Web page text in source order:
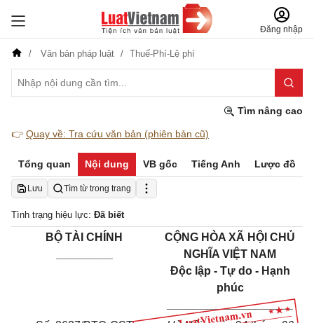
Đăng nhập
Văn bản pháp luật Thuế-Phí-Lệ phí
Tìm nâng cao
👉 Quay về: Tra cứu văn bản (phiên bản cũ)
Tổng quan Nội dung VB gốc Tiếng Anh Lược đồ
Lưu Tìm từ trong trang
Tình trạng hiệu lực: Đã biết
BỘ TÀI CHÍNH
CỘNG HÒA XÃ HỘI CHỦ
NGHĨA VIỆT NAM
Độc lập - Tự do - Hạnh
phúc
____________________